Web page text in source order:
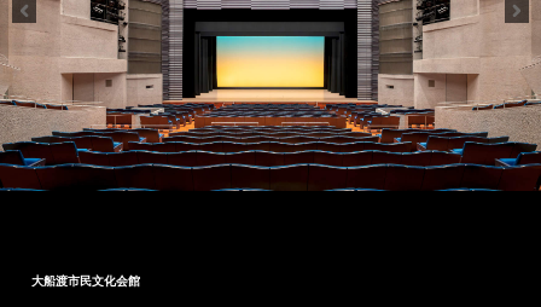
大船渡市民文化会館